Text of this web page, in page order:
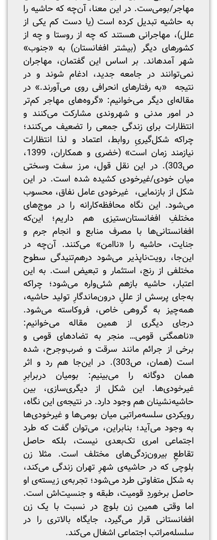
مهاجر/بومی‌ست. در این معنا، آن‌چه که حاشیه را
به حاشیه تبدیل کرده است (یا دست کم یکی از
علل)، مهاجرانی هستند که چه از روستا و چه از
کشورهای دیگر (بیشتر افغانستان) به «جنوب»
شهر آمده‎اند. بر اساس این گفتمان، مهاجران
نمی‌توانند در جامعه‌ جدید، ادغام شوند و در
نتیجه «به رفتارهای انحرافی روی می‌آورند.» در
مقاله‌ای دیگر می‌خوانیم: «گروه‌های مهاجر کم‌تر
در امور مدنی و شهروندی مشارکت می‌کنند و
انتظارات برای زندگی جمعی را تضعیف می‌کنند؛
چراکه شکل‌گیریِ روابط، اعتماد و لذا انتظارات
نیازمند زمان است» (خضری و همکاران، 1399،
ص303). در این نقل قول، مرز سفت وسختی
میان خودی/غیرخودی کشیده شده است. در این
شکل از بازنمایی، غیرخودی عامل نفاق، محسوب
می‌شود. این نگاه محافظه‌کارانه را در موج‌های
مختلفِ افغانستان‌ستیزی هم داریم؛ این‌که
افغانستانی‌ها با مصرف منابع و انجام جرم و
جنایت، حاشیه را «ناامن» می‌کنند. آن‌چه در
این‌جا، رویت‌ناپذیر می‌شود درهم‌تنیدگی سطوح
مختلفی از رنج، استثمار و تبعیض است. به این
اعتبار، حاشیه بازهم شئی‌واره می‌شود؛ چراکه
به‌جای پرسش از عللِ درون‌ماندگارِ تولید حاشیه،
همه‌چیز به گروهی خاص، فروکاسته می‌شود.
درجای دیگری از همین مقاله می‌خوانیم:
«ناهمگنی قومی… منجر به تضادهای قومی و
برخی از جرائم مانند سرقت و ضرب‌و‌جرح، شده
است (همان، ص303). در این‌جا هم رد و اثر
همان دوگانه را می‌بینیم: بومیان دربرابرِ
غیرخودی‌ها. این شکل از دیگری‌سازی، بین
حاشیه‌نشینان هم وجود دارد. در نتیجه‌ی این نگاه،
رویکردی سلسه‌مراتبی میان بومی‌ها و غیرخودی‌ها
به وجود می‌آید؛ بنابراین، می‌توان گفت که طرد
اجتماعی امری تک‌بعدی نیست، بلکه حاصل
تقاطعِ بیرون‌زدگی‌های مختلف است. مثلا زن
بلوچی که در حاشیه‌ی شهرِ تهران زندگی می‌کند،
به شکل متفاوتی طرد می‌شود؛ تجربه‌ی زیسته‌ی او
حاصل برخوردِ قومیت، طبقه و جنسیت‌اش است.
اما وقتی همین زن بلوچ در نسبت با یک زن
افغانستانی قرار می‌گیرد، جایگاه بالاتری را در
سلسله‌مراتب اجتماعی اشغال می‌کند.